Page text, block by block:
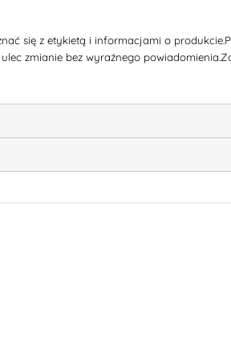
się z etykietą i informacjami o
zmianie bez wyraźnego